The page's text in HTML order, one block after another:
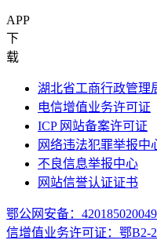
APP
下
载
湖北省工商行政管理
电信增值业务许可证
ICP 网站备案许可证
网络违法犯罪举报中
不良信息举报中心
网站信誉认证证书
鄂公网安备：
信增值业务许可证：鄂B2-